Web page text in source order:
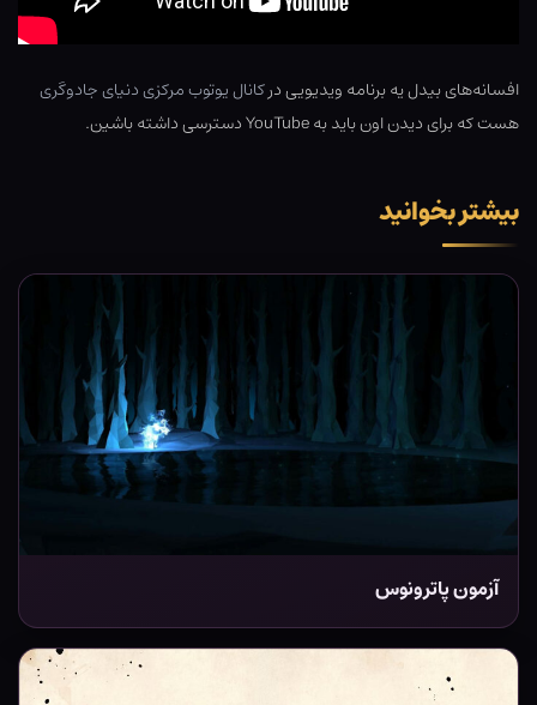
افسانه‌های بیدل یه برنامه ویدیویی درکانال یوتوب مرکزی دنیای جادوگری
هست که برای دیدن اون باید به YouTube دسترسی داشته باشین.
بیشتر بخوانید
آزمون پاترونوس